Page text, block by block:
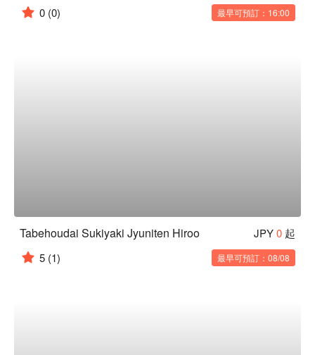
0 (0) 最早可預訂：16:00
Tabehoudai Sukiyaki Jyuniten Hiroo JPY0 起
5 (1) 最早可預訂：08/08